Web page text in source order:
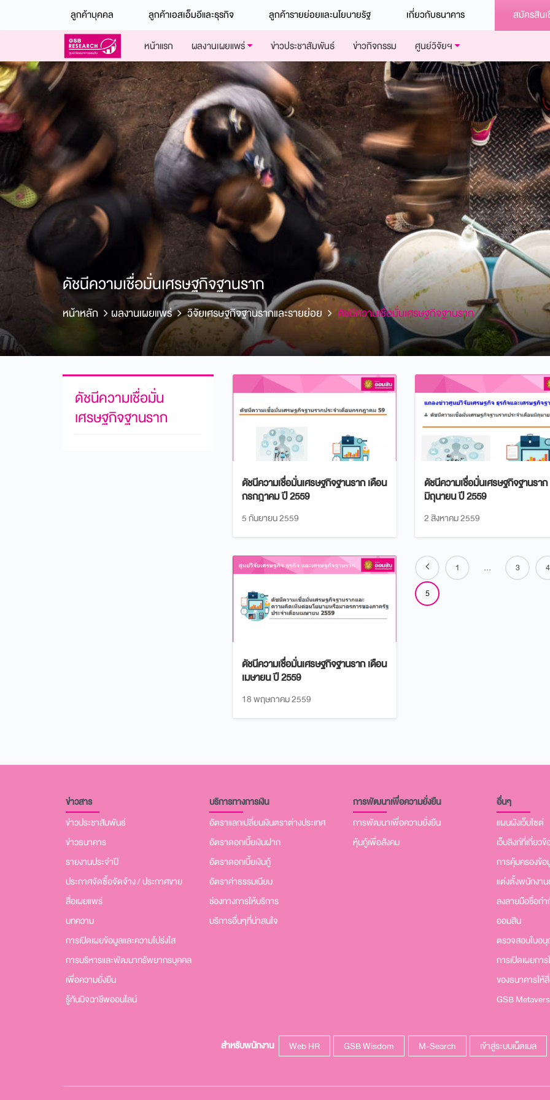
ลูกค้าบุคคล ลูกค้าเอสเอ็มอีและธุรกิจ ลูกค้ารายย่อยและนโยบายรัฐ เกี่ยวกับธนาคาร สมัครสิน
content
หน้าแรก ผลงานเผยแพร่ ข่าวประชาสัมพันธ์ ข่าวกิจกรรม ศูนย์วิจัยฯ
ดัชนีความเชื่อมั่นเศรษฐกิจฐานราก
หน้าหลัก ผลงานเผยแพร่ วิจัยเศรษฐกิจฐานรากและรายย่อย ดัชนีความเชื่อมั่นเศรษฐกิจฐานราก
ดัชนีความเชื่อมั่นเศรษฐกิจฐานราก เดือน
กรกฎาคม ปี 2559
5 กันยายน 2559
ดัชนีความเชื่อมั่นเศรษฐกิจฐานรา
มิถุนายน ปี 2559
2 สิงหาคม 2559
ดัชนีความเชื่อมั่นเศรษฐกิจฐานราก เดือน
เมษายน ปี 2559
18 พฤษภาคม 2559
1 … 3
4
5
ดัชนีความเชื่อมั่น
เศรษฐกิจฐานราก
ข่าวสาร
ข่าวประชาสัมพันธ์
ข่าวธนาคาร
รายงานประจำปี
ประกาศจัดซื้อจัดจ้าง / ประกาศขาย
สื่อเผยแพร่
บทความ
การเปิดเผยข้อมูลและความโปร่งใส
การบริหารและพัฒนาทรัพยากรบุคคล
เพื่อความยั่งยืน
รู้ทันมิจฉาชีพออนไลน์
บริการทางการเงิน
อัตราแลกเปลี่ยนเงินตราต่างประเทศ
อัตราดอกเบี้ยเงินฝาก
อัตราดอกเบี้ยเงินกู้
อัตราค่าธรรมเนียม
ช่องทางการให้บริการ
บริการอื่นๆที่น่าสนใจ
การพัฒนาเพื่อความยั่งยืน
การพัฒนาเพื่อความยั่งยืน
หุ้นกู้เพื่อสังคม
อื่นๆ
แผนผังเว็บไซต์
เว็บลิงก์ที่เกี่ยวข้
การคุ้มครองข้
แต่งตั้งพนักงาน
ลงลายมือชื่อก
ออมสิน
ตรวจสอบใบอ
การเปิดเผยกา
ของธนาคารให้
GSB
สำหรับพนักงาน Web HR GSB Wisdom M-Search เข้าสู่ระบบเน็ตเมล